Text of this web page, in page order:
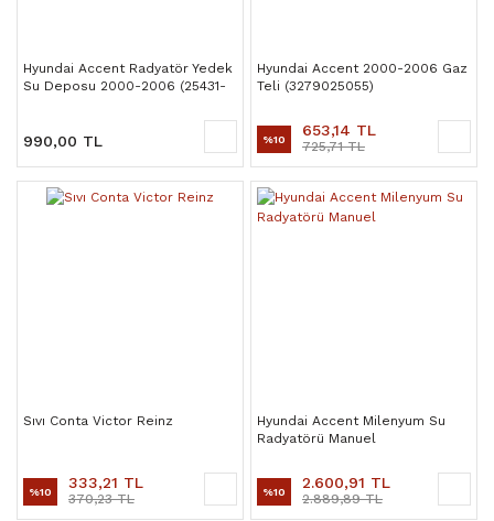
Hyundai Accent Radyatör Yedek
Su Deposu 2000-2006 (25431-
990,00 TL
Hyundai Accent 2000-2006 Gaz
Teli (3279025055)
%10 653,14 TL
725,71 TL
Sıvı Conta Victor Reinz
%10 333,21 TL
370,23 TL
Hyundai Accent Milenyum Su
Radyatörü Manuel
%10 2.600,91 TL
2.889,89 TL